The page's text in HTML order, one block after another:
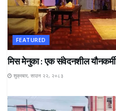
FEATURED
मिस मेनुका : एक संवेदनशील यौनकर्मी
शुक्रबार, साउन २२, २०८३